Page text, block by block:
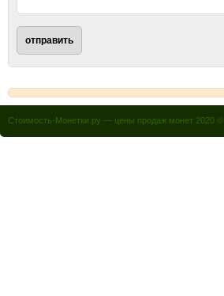
Стоимость-Монетки.ру — цены продаж монет 2020 ©